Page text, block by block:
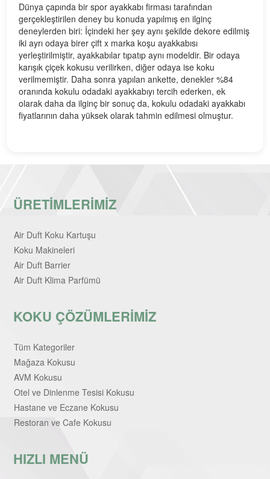
Dünya çapında bir spor ayakkabı firması tarafından
gerçekleştirilen deney bu konuda yapılmış en ilginç
deneylerden biri: İçindeki her şey aynı şekilde dekore edilmiş
iki ayrı odaya birer çift x marka koşu ayakkabısı
yerleştirilmiştir, ayakkabılar tıpatıp aynı modeldir. Bir odaya
karışık çiçek kokusu verilirken, diğer odaya ise koku
verilmemiştir. Daha sonra yapılan ankette, denekler %84
oranında kokulu odadaki ayakkabıyı tercih ederken, ek
olarak daha da ilginç bir sonuç da, kokulu odadaki ayakkabı
fiyatlarının daha yüksek olarak tahmin edilmesi olmuştur.
ÜRETİMLERİMİZ
Air Duft Koku Kartuşu
Koku Makineleri
Air Duft Barrier
Air Duft Klima Parfümü
KOKU ÇÖZÜMLERİMİZ
Tüm Kategoriler
Mağaza Kokusu
AVM Kokusu
Otel ve Dinlenme Tesisi Kokusu
Hastane ve Eczane Kokusu
Restoran ve Cafe Kokusu
HIZLI MENÜ